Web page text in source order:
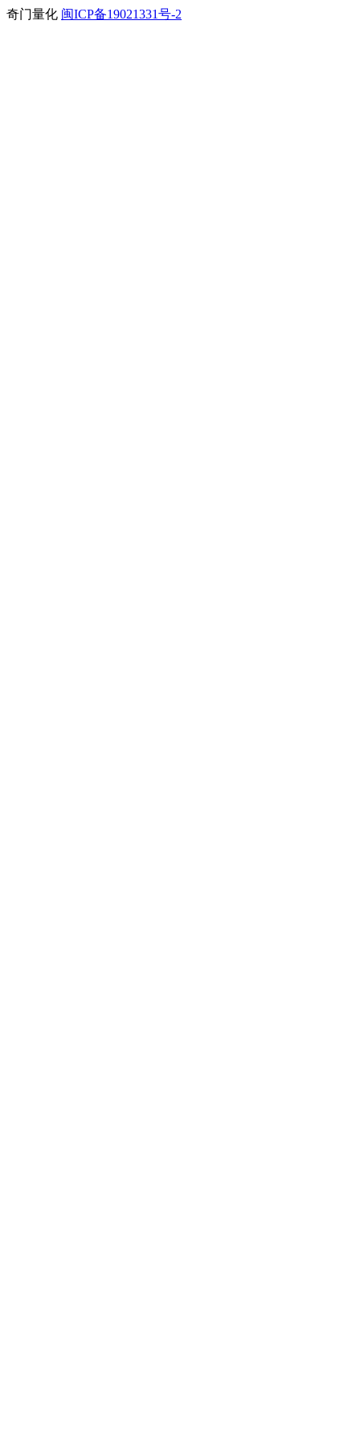
奇门量化 闽ICP备19021331号-2